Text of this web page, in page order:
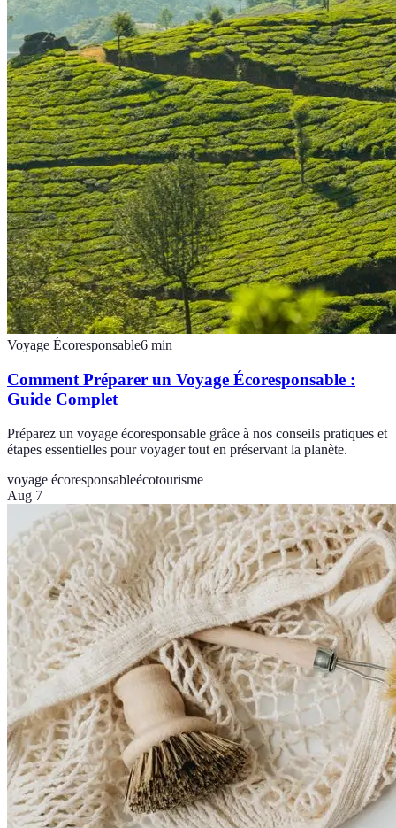
Voyage Écoresponsable6 min
Comment Préparer un Voyage Écoresponsable :
Guide Complet
Préparez un voyage écoresponsable grâce à nos conseils pratiques et
étapes essentielles pour voyager tout en préservant la planète.
voyage écoresponsableécotourisme
Aug 7